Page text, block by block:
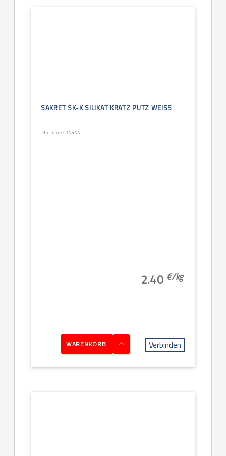
SAKRET SK-K SILIKAT KRATZ PUTZ WEISS
Art. num.: 10390
2.40 €/kg
WARENKORB Verbinden